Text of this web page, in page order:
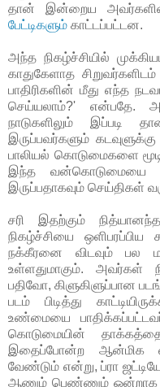
தான் இன்றைய
பேட்டிகளும் காட்டப்பட்டன.
அந்த நிகழ்ச்சியில்
காதுகேளாத
பாதிரிகளின் மீது எந்த
செய்யலாம்?' என்பதே.
நாடுகளிலும் இப்படி
இருப்பவர்களும்
பாலியல் கொடுமைகளை
இந்த வன்கொடுமையை
இருப்பதாகவும் செய்திகள்
சரி இதற்கும்
நிகழ்ச்சியை
நக்கீரனை விடவும் பல
உள்ளதுமாகும். அவர்கள்
பதிவோ, கிளுகிளுப்பான
படம் பிடித்து
உண்மையை
கொடுமையின்
இதைப்போன்ற ஆன்மிக
வேண்டும் என்று, ப்ரா
ஆணும் பெண்ணும் ஒன்றாக